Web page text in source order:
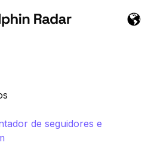
de seguidores e